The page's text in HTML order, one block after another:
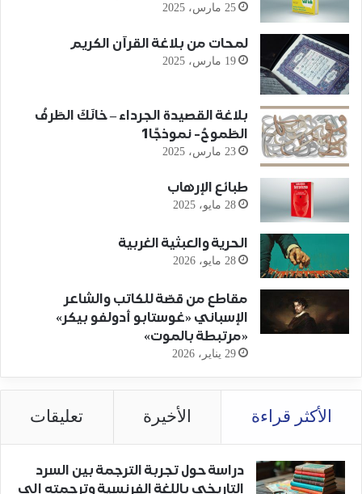
25 مارس، 2025
لمحات من بلاغة القرآن الكريم
19 مارس، 2025
بلاغة القصيدة الجرداء – خانَكَ الطَرفُ
الطَموحُ- نموذجًا1
23 مارس، 2025
طبائع الإرهاب
28 مايو، 2025
الحرية والعبثية الغربية
28 مايو، 2026
مقاطع من قصّة للكاتب والشاعر
الإسباني «غوستابو أدولفو بيكر»
«مرتبطة بالموت»
29 يناير، 2026
الأكثر قراءة الأخيرة تعليقات
دراسة حول تجربة الترجمة بين السرد
التاريخي باللغة الفرنسية وترجمته إلى